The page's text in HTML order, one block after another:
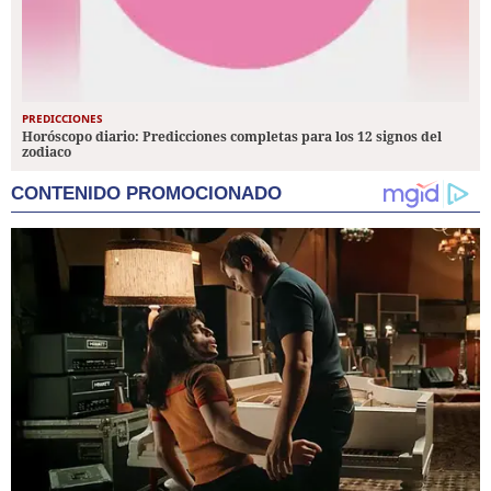
PREDICCIONES
Horóscopo diario: Predicciones completas para los 12 signos del
zodiaco
CONTENIDO PROMOCIONADO